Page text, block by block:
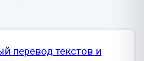
перевод текстов и